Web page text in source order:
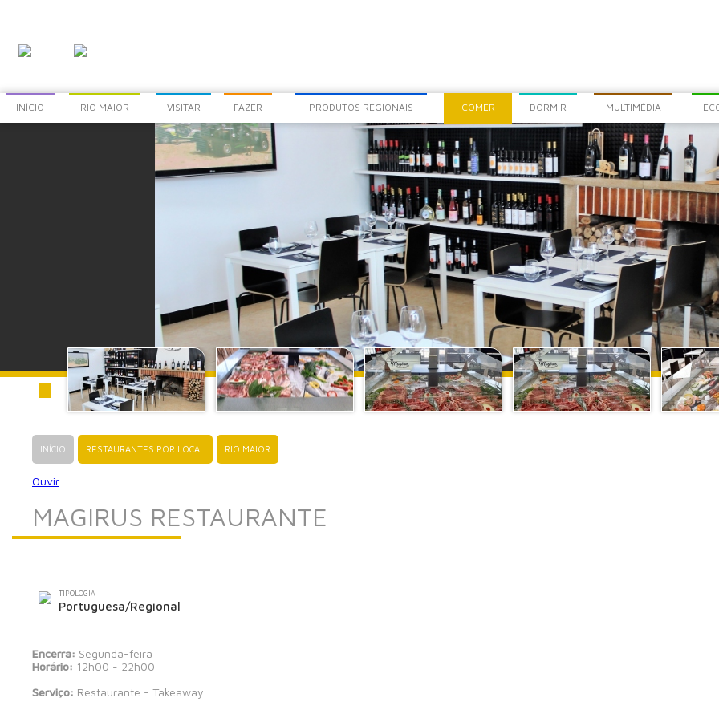
INÍCIO RIO MAIOR VISITAR FAZER PRODUTOS REGIONAIS COMER DORMIR MULTIMÉDIA
INÍCIO RESTAURANTES POR LOCAL RIO MAIOR
Ouvir
MAGIRUS RESTAURANTE
TIPOLOGIA
Portuguesa/Regional
Encerra: Segunda-feira
Horário: 12h00 - 22h00
Serviço: Restaurante - Takeaway